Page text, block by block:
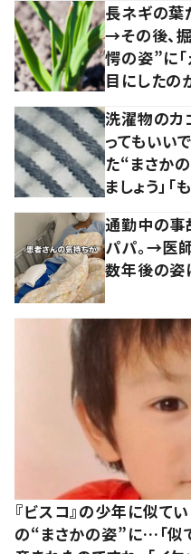
長ネギの葉
→その後、
愕の姿”に
目にしたの
洗濯物のカ
ってもいい
た“まさか
ましょう」「
通勤中の事
パパ。→医
数年後の姿
『ビスコ』の少年に似て
の“まさかの姿”に…「似